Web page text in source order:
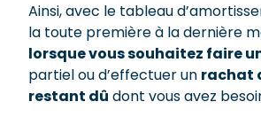
Ainsi, avec le tableau
la toute première à la dernière
lorsque vous souhaitez faire
partiel ou d’effectuer un rachat
restant dû dont vous avez